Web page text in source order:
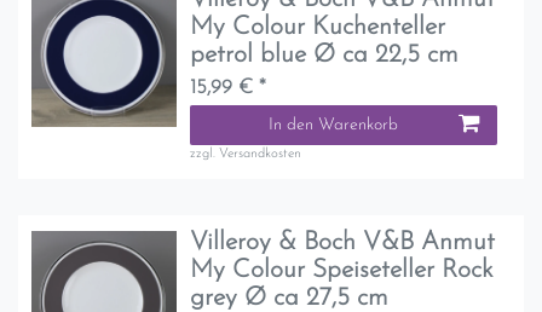
My Colour Kuchenteller
petrol blue Ø ca 22,5 cm
15,99 € *
In den Warenkorb
zzgl. Versandkosten
Villeroy & Boch V&B Anmut
My Colour Speiseteller Rock
grey Ø ca 27,5 cm